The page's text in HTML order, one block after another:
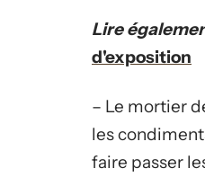
Lire
d'exposition
– Le mortier
les
faire passer